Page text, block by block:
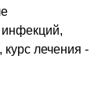
инфекций,
лечения -